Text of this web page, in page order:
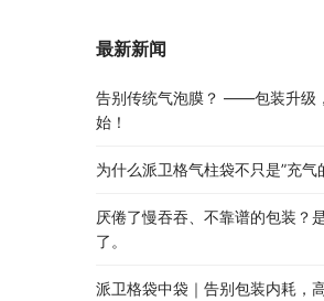
最新新闻
告别传统气泡膜？ ——包装升级
始！
为什么派卫格气柱袋不只是”充气
厌倦了慢吞吞、不靠谱的包装？
了。
派卫格袋中袋｜告别包装内耗，